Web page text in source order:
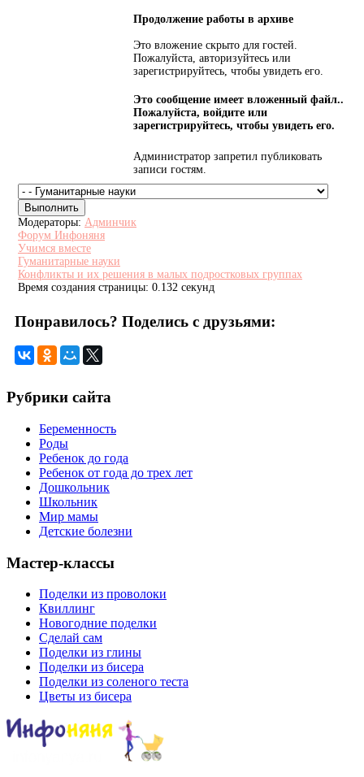
Продолжение работы в архиве
Это вложение скрыто для гостей.
Пожалуйста, авторизуйтесь или
зарегистрируйтесь, чтобы увидеть его.
Это сообщение имеет вложенный файл..
Пожалуйста, войдите или
зарегистрируйтесь, чтобы увидеть его.
Администратор запретил публиковать
записи гостям.
Модераторы: Админчик
Форум Инфоняня
Учимся вместе
Гуманитарные науки
Конфликты и их решения в малых подростковых группах
Время создания страницы: 0.132 секунд
Понравилось? Поделись с друзьями:
Рубрики сайта
Беременность
Роды
Ребенок до года
Ребенок от года до трех лет
Дошкольник
Школьник
Мир мамы
Детские болезни
Мастер-классы
Поделки из проволоки
Квиллинг
Новогодние поделки
Сделай сам
Поделки из глины
Поделки из бисера
Поделки из соленого теста
Цветы из бисера